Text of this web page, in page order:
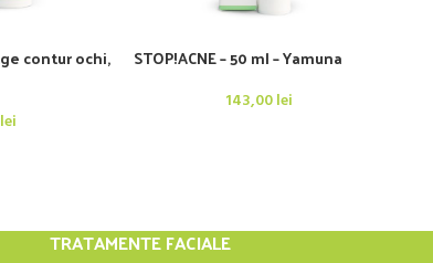
contur ochi,
lei
STOP!ACNE – 50 ml – Yamuna
143,00lei
TRATAMENTE FACIALE